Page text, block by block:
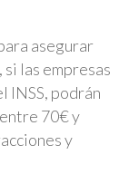
asegurar
las empresas
INSS, podrán
70€ y
y